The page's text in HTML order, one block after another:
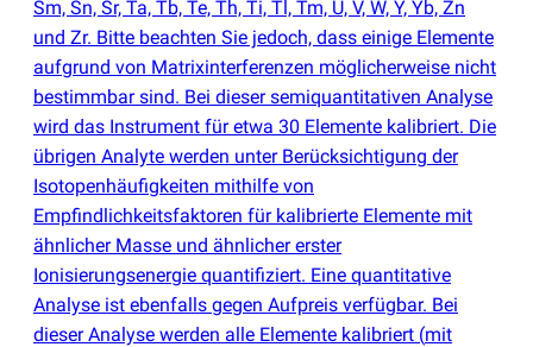
Sm, Sn, Sr, Ta, Tb, Te, Th, Ti, Tl, Tm, U, V, W, Y, Yb, Zn
und Zr. Bitte beachten Sie jedoch, dass einige Elemente
aufgrund von Matrixinterferenzen möglicherweise nicht
bestimmbar sind. Bei dieser semiquantitativen Analyse
wird das Instrument für etwa 30 Elemente kalibriert. Die
übrigen Analyte werden unter Berücksichtigung der
Isotopenhäufigkeiten mithilfe von
Empfindlichkeitsfaktoren für kalibrierte Elemente mit
ähnlicher Masse und ähnlicher erster
Ionisierungsenergie quantifiziert. Eine quantitative
Analyse ist ebenfalls gegen Aufpreis verfügbar. Bei
dieser Analyse werden alle Elemente kalibriert (mit